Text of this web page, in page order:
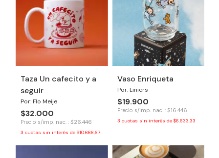
Taza Un cafecito y a
seguir
Por: Flo Meije
$32.000
Precio s/imp. nac. : $26.446
3 cuotas sin interés de $10.666,67
Vaso Enriqueta
Por: Liniers
$19.900
Precio s/imp. nac. : $16.446
3 cuotas sin interés de $6.633,33